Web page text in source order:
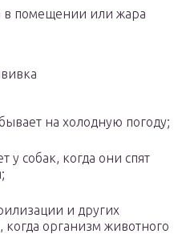
в помещении или жара
на холодную погоду;
у собак, когда они спят
и других
организм животного